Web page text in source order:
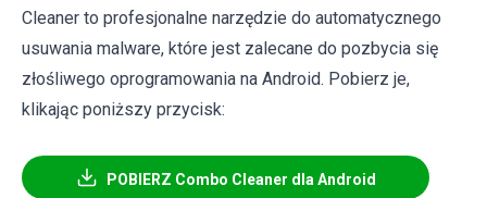
Cleaner to profesjonalne narzędzie do automatycznego
usuwania malware, które jest zalecane do pozbycia się
złośliwego oprogramowania na Android. Pobierz je,
klikając poniższy przycisk:
POBIERZ Combo Cleaner dla Android